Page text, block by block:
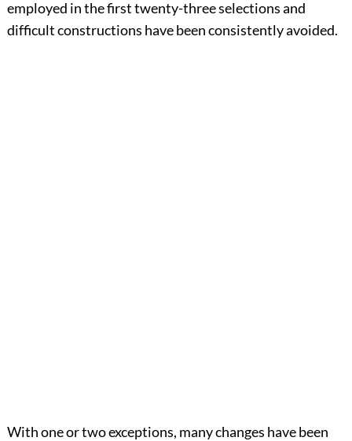
employed in the first twenty-three selections and
difficult constructions have been consistently avoided.
With one or two exceptions, many changes have been